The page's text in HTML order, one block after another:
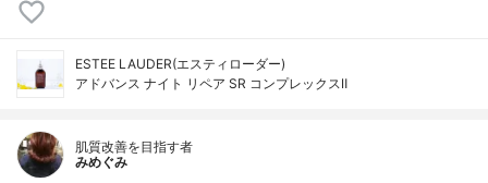
ESTEE LAUDER(エスティローダー)
アドバンス ナイト リペア SR コンプレックスⅡ
肌質改善を目指す者
みめぐみ